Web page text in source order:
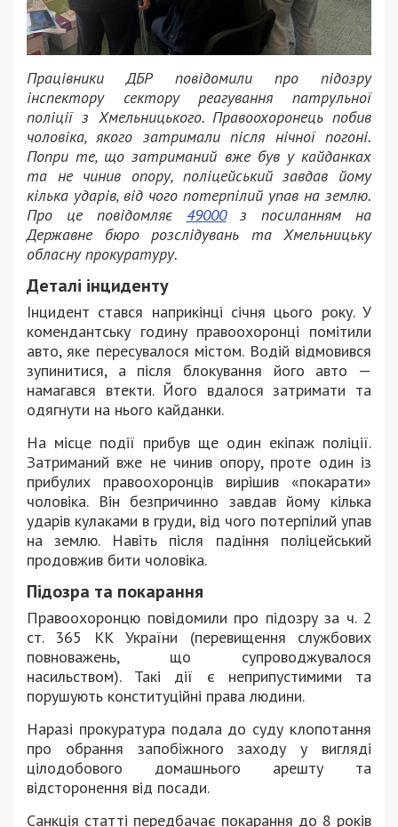
Працівники ДБР повідомили про підозру
інспектору сектору реагування патрульної
поліції з Хмельницького. Правоохоронець побив
чоловіка, якого затримали після нічної погоні.
Попри те, що затриманий вже був у кайданках
та не чинив опору, поліцейський завдав йому
кілька ударів, від чого потерпілий упав на землю.
Про це повідомляє 49000з посиланням на
Державне бюро розслідувань та Хмельницьку
обласну прокуратуру.
Деталі інциденту
Інцидент стався наприкінці січня цього року. У
комендантську годину правоохоронці помітили
авто, яке пересувалося містом. Водій відмовився
зупинитися, а після блокування його авто —
намагався втекти. Його вдалося затримати та
одягнути на нього кайданки.
На місце події прибув ще один екіпаж поліції.
Затриманий вже не чинив опору, проте один із
прибулих правоохоронців вирішив «покарати»
чоловіка. Він безпричинно завдав йому кілька
ударів кулаками в груди, від чого потерпілий упав
на землю. Навіть після падіння поліцейський
продовжив бити чоловіка.
Підозра та покарання
Правоохоронцю повідомили про підозру за ч. 2
ст. 365 КК України (перевищення службових
повноважень, що супроводжувалося
насильством). Такі дії є неприпустимими та
порушують конституційні права людини.
Наразі прокуратура подала до суду клопотання
про обрання запобіжного заходу у вигляді
цілодобового домашнього арешту та
відсторонення від посади.
Санкція статті передбачає покарання до 8 років